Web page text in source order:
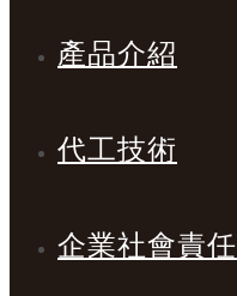
產品介紹
代工技術
企業社會責任